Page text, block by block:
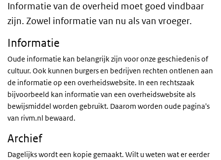
Informatie van de overheid moet goed vindbaar
zijn. Zowel informatie van nu als van vroeger.
Informatie
Oude informatie kan belangrijk zijn voor onze geschiedenis of
cultuur. Ook kunnen burgers en bedrijven rechten ontlenen aan
de informatie op een overheidswebsite. In een rechtszaak
bijvoorbeeld kan informatie van een overheidswebsite als
bewijsmiddel worden gebruikt. Daarom worden oude pagina's
van rivm.nl bewaard.
Archief
Dagelijks wordt een kopie gemaakt. Wilt u weten wat er eerder